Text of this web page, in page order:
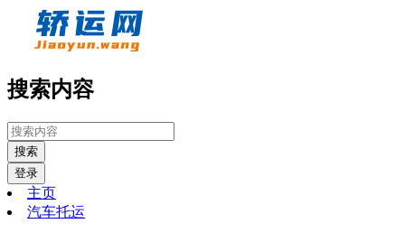
搜索内容
搜索
登录
主页
汽车托运